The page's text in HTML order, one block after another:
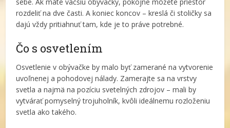
rozdeliť na dve časti. A koniec koncov – kreslá či stoličky sa
dajú vždy pritiahnuť tam, kde je to práve potrebné.
Čo s osvetlením
Osvetlenie v obývačke by malo byť zamerané na vytvorenie
uvoľnenej a pohodovej nálady. Zamerajte sa na vrstvy
svetla a najmä na pozíciu svetelných zdrojov – mali by
vytvárať pomyselný trojuholník, kvôli ideálnemu rozloženiu
svetla ako takého.